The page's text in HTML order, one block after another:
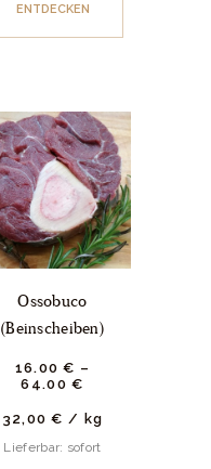
ENTDECKEN
Ossobuco
(Beinscheiben)
16.00 € –
64.00 €
32,00€ / kg
Lieferbar: sofort